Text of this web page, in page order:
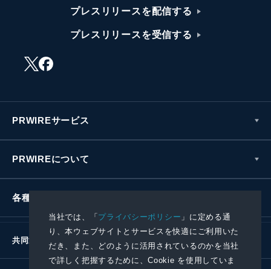
当社では、「プライバシーポリシー 」に定める通
り、本ウェブサイトとサービスを快適にご利用いた
だき、また、どのように活用されているのかを当社
で詳しく把握するために、Cookie を使用していま
プレスリリースを配信する
プレスリリースを受信する
PRWIREサービス
PRWIREについて
各種お問い合わせ
共同通信社グループ